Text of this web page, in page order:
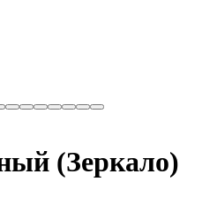
(Зеркало)